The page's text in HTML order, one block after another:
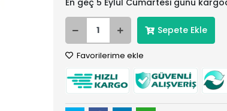
En geç 5 Eylül Cumartesi günü
Sepete Ekle
Favorilerime ekle